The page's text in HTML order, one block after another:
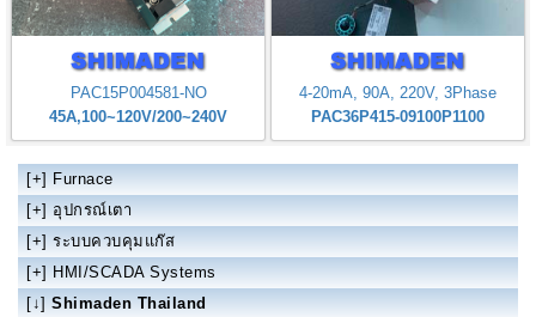
PAC15P004581-NO
45A,100~120V/200~240V
4-20mA, 90A, 220V, 3Phase
PAC36P415-09100P1100
[+] Furnace
[+] อุปกรณ์เตา
[+] ระบบควบคุมแก๊ส
[+] HMI/SCADA Systems
[↓] Shimaden Thailand